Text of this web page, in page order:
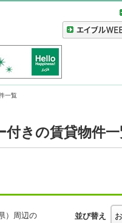
一覧
付きの賃貸物件
）周辺の
並び替え